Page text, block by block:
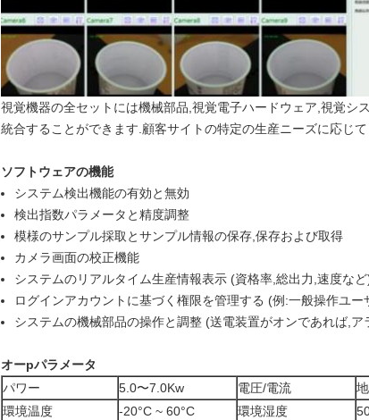
視覚機器の全セットには機械部品,視覚電子ハードウェア,視覚シ
統合することができます.顧客サイトの特定の生産ニーズに応じ
ソフトウェアの機能
システム検出機能の有効と無効
検出指数パラメータと精度調整
模様のサンプル採取とサンプル情報の保存,保存および取得
カメラ画面の校正機能
システムのリアルタイム生産情報表示 (資格率,総出力,速度な
ログインアカウントに基づく権限を管理する (例:一般操作ユ
システムの機械部品の操作と調整 (送電装置がオンであれば,ア
オーpパラメータ
パワー
5.0〜7.0Kw 電圧/電流
環境温度
-20°C ~ 60°C 環境湿度